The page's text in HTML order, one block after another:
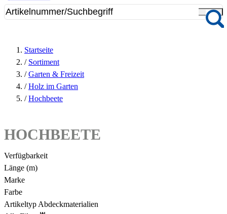
Startseite
/ Sortiment
/ Garten & Freizeit
/ Holz im Garten
/ Hochbeete
HOCHBEETE
Verfügbarkeit
Länge (m)
Marke
Farbe
Artikeltyp Abdeckmaterialien